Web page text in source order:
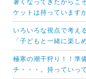
暑くなってきたからこ
ケットは持っています
いろいろな視点で考え
「子どもと一緒に楽し
極寒の潮干狩り！！準
チ・・・。持っていっ